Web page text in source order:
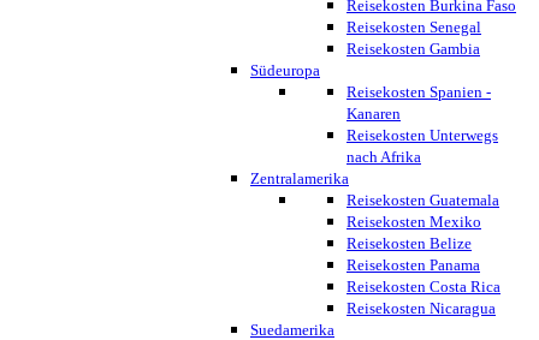
Reisekosten Burkina Faso
Reisekosten Senegal
Reisekosten Gambia
Südeuropa
Reisekosten Spanien -
Kanaren
Reisekosten Unterwegs
nach Afrika
Zentralamerika
Reisekosten Guatemala
Reisekosten Mexiko
Reisekosten Belize
Reisekosten Panama
Reisekosten Costa Rica
Reisekosten Nicaragua
Suedamerika